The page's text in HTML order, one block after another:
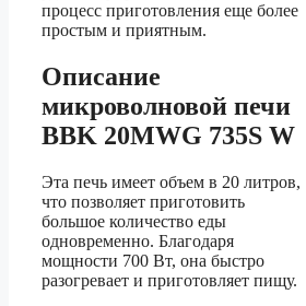
процесс приготовления еще более
простым и приятным.
Описание
микроволновой печи
BBK 20MWG 735S W
Эта печь имеет объем в 20 литров,
что позволяет приготовить
большое количество еды
одновременно. Благодаря
мощности 700 Вт, она быстро
разогревает и приготовляет пищу.